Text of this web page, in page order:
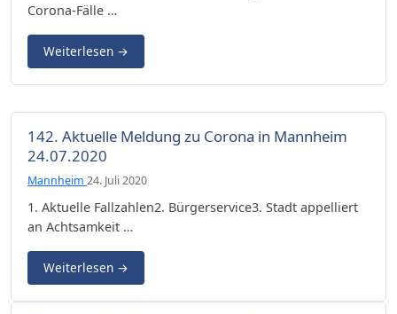
Corona-Fälle …
Weiterlesen →
142. Aktuelle Meldung zu Corona in Mannheim
24.07.2020
Mannheim 24. Juli 2020
1. Aktuelle Fallzahlen2. Bürgerservice3. Stadt appelliert
an Achtsamkeit …
Weiterlesen →